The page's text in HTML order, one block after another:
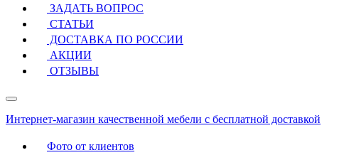
ЗАДАТЬ ВОПРОС
СТАТЬИ
ДОСТАВКА ПО РОССИИ
АКЦИИ
ОТЗЫВЫ
Интернет-магазин качественной мебели с бесплатной доставкой
Фото от клиентов